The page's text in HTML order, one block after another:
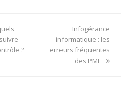
?
next
post:
Infogérance
informatique : les
erreurs fréquentes
des PME